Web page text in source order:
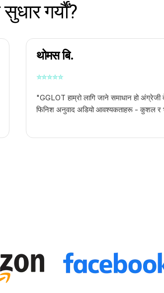
गर्यौं?
थोमस बि.
⭐⭐⭐⭐⭐
"GGLOT हाम्रो लागि जाने समाधान होअंग्रेजी
फिनिश अनुवाद अडियोआवश्यकताहरू - कुशल र